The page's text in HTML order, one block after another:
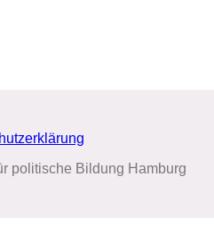
politische Bildung Hamburg